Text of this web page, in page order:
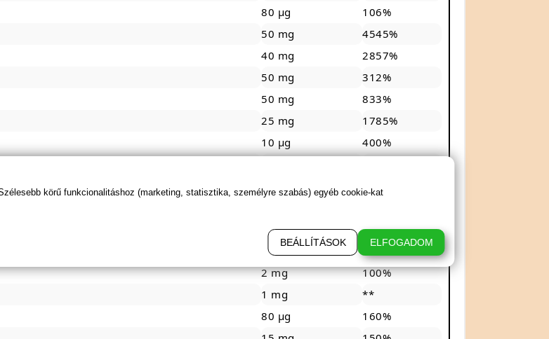
80 µg
106%
50 mg
4545%
40 mg
2857%
50 mg
312%
50 mg
833%
25 mg
1785%
10 µg
400%
200 µg
400%
200 mg
53%
100 µg
2 mg
100%
1 mg
**
80 µg
160%
körű funkcionalitáshoz (marketing, statisztika, személyre szabás) egyéb cookie-kat
BEÁLLÍTÁSOK ELFOGADOM